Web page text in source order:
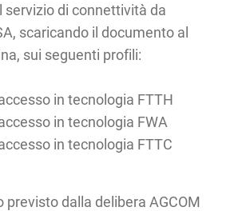
servizio di connettività da
scaricando il documento al
sui seguenti profili:
in tecnologia FTTH
in tecnologia FWA
in tecnologia FTTC
previsto dalla delibera AGCOM